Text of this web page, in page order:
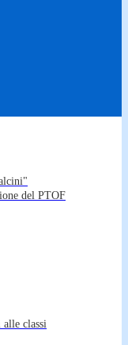
del PTOF
alle classi